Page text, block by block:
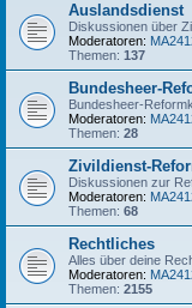
Auslandsdienst
Diskussionen über
Moderatoren:
Themen: 137
Bundesheer-
Bundesheer-
Moderatoren:
Themen: 28
Zivildienst-
Diskussionen zur
Moderatoren:
Themen: 68
Rechtliches
Alles über deine
Moderatoren:
Themen: 2155